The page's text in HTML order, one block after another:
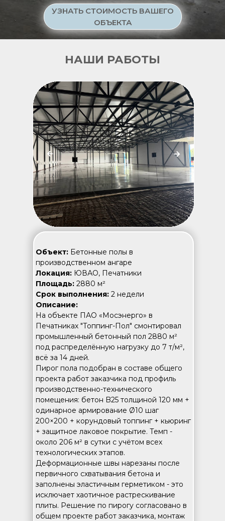
УЗНАТЬ СТОИМОСТЬ ВАШЕГО
ОБЪЕКТА
НАШИ РАБОТЫ
Объект: Бетонные полы в
производственном ангаре
Локация: ЮВАО, Печатники
Площадь: 2880 м²
Срок выполнения: 2 недели
Описание:
На объекте ПАО «Мосэнерго» в
Печатниках "Топпинг-Пол" смонтировал
промышленный бетонный пол 2880 м²
под распределённую нагрузку до 7 т/м²,
всё за 14 дней.
Пирог пола подобран в составе общего
проекта работ заказчика под профиль
производственно-технического
помещения: бетон B25 толщиной 120 мм +
одинарное армирование Ø10 шаг
200×200 + корундовый топпинг + кьюринг
+ защитное лаковое покрытие. Темп -
около 206 м² в сутки с учётом всех
технологических этапов.
Деформационные швы нарезаны после
первичного схватывания бетона и
заполнены эластичным герметиком - это
исключает хаотичное растрескивание
плиты. Решение по пирогу согласовано в
общем проекте работ заказчика, монтаж